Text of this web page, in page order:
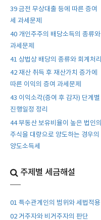
39 금전 무상대출 등에 따른 증여
세 과세문제
40 개인주주의 배당소득의 종류와
과세문제
41 상법상 배당의 종류와 회계처리
42 재산 취득 후 재산가치 증가에
따른 이익의 증여 과세문제
43 이익소각(증여 후 감자) 단계별
진행일정 정리
44 부동산 보유비율이 높은 법인의
주식을 대량으로 양도하는 경우의
양도소득세
주제별 세금해설
01 특수관계인의 범위와 세법적용
02 거주자와 비거주자의 판단